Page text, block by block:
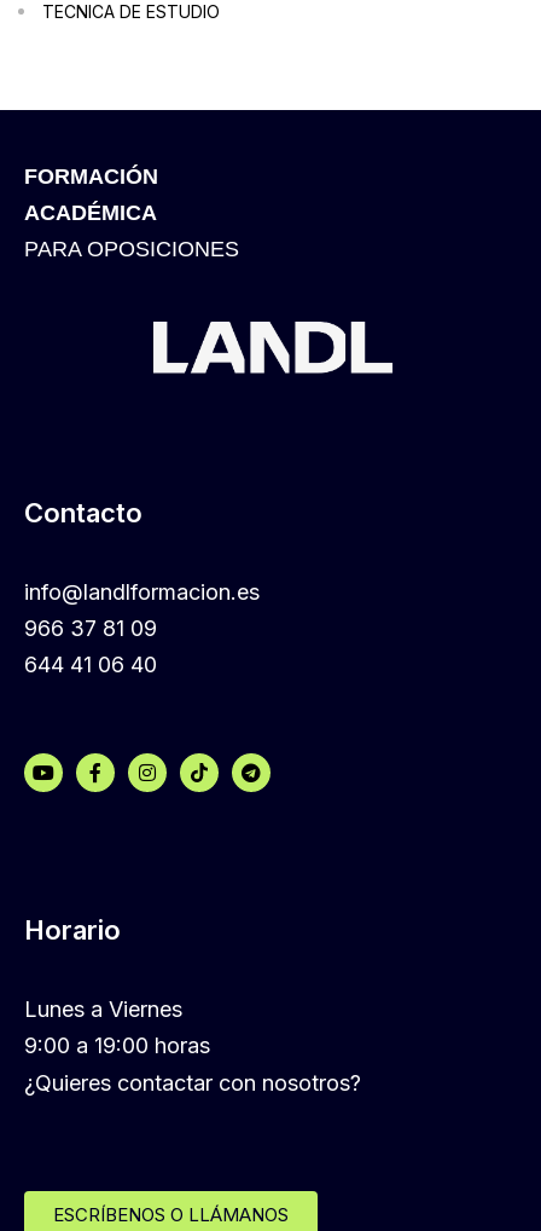
TECNICA DE ESTUDIO
FORMACIÓN
ACADÉMICA
PARA OPOSICIONES
Contacto
info@landlformacion.es
966 37 81 09
644 41 06 40
Horario
Lunes a Viernes
9:00 a 19:00 horas
¿Quieres contactar con nosotros?
ESCRÍBENOS O LLÁMANOS